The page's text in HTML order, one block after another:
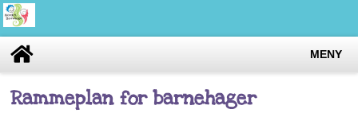
MENY
Rammeplan for barnehager